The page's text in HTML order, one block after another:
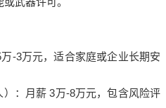
-3万元，适合家庭或企业长期安
：月薪 3万-8万元，包含风险评